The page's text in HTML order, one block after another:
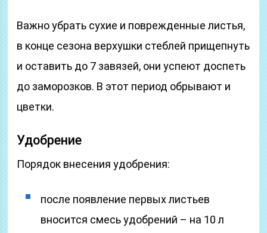
Важно убрать сухие и поврежденные листья,
в конце сезона верхушки стеблей прищепнуть
и оставить до 7 завязей, они успеют доспеть
до заморозков. В этот период обрывают и
цветки.
Удобрение
Порядок внесения удобрения:
после появление первых листьев
вносится смесь удобрений – на 10 л